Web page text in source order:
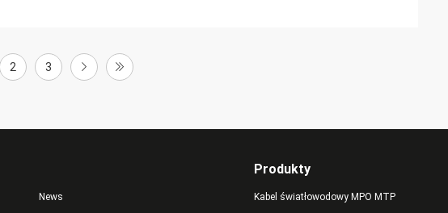
2 3
News
Produkty
Kabel światłowodowy MPO MTP